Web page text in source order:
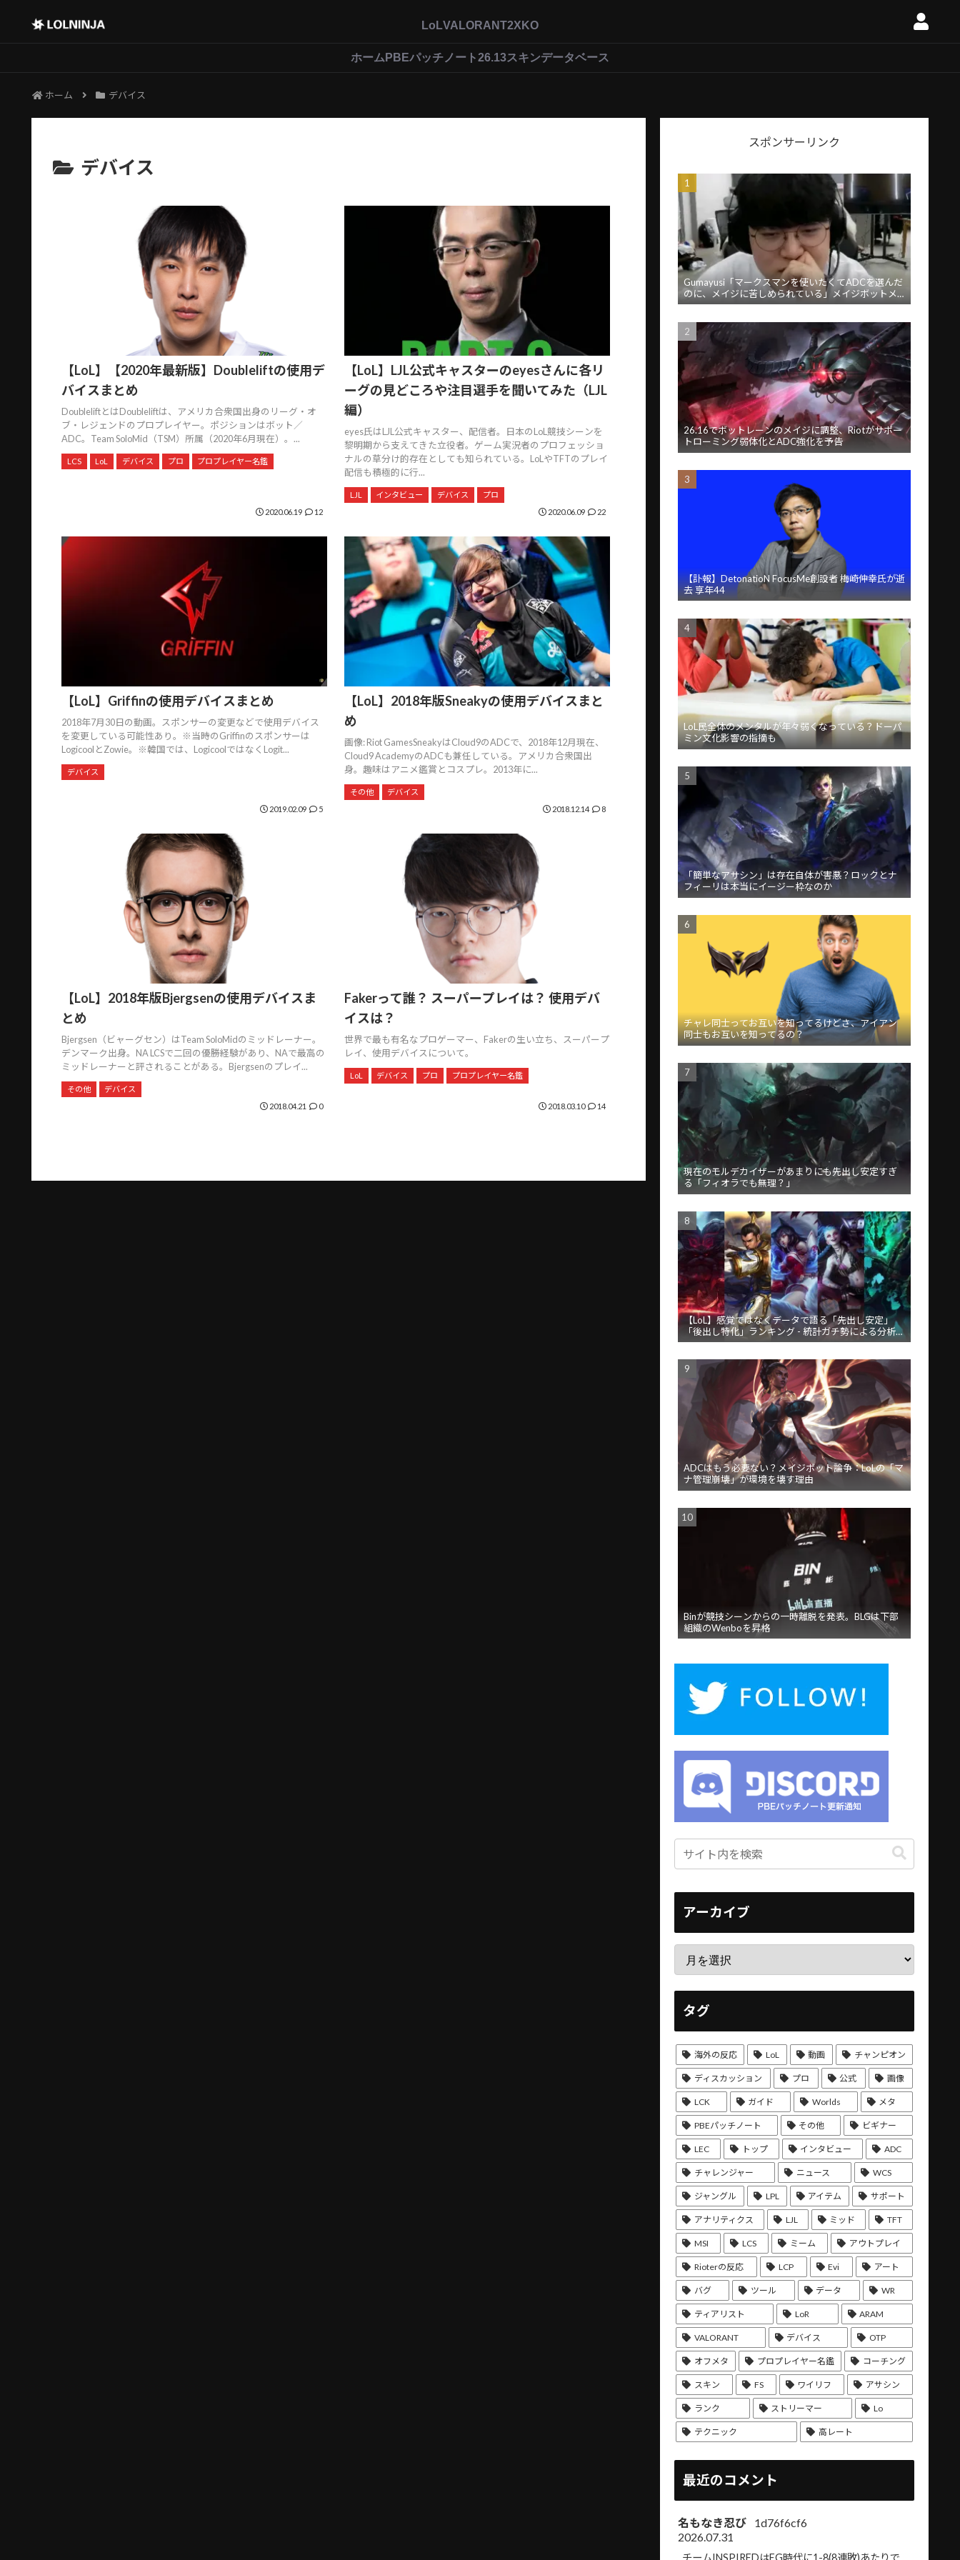
LoLVALORANT2XKO
ホーム PBEパッチノート26.13スキンデータベース
ホーム デバイス
デバイス
【LoL】【2020年最新版】Doubleliftの使用デ
バイスまとめ
DoubleliftとはDoubleliftは、アメリカ合衆国出身のリーグ・オ
ブ・レジェンドのプロプレイヤー。ポジションはボット／
ADC。Team SoloMid（TSM）所属（2020年6月現在）。...
LCS LoL デバイス プロ プロプレイヤー名鑑
2020.06.19 12
【LoL】LJL公式キャスターのeyesさんに各リ
ーグの見どころや注目選手を聞いてみた（LJL
編）
eyes氏はLJL公式キャスター、配信者。日本のLoL競技シーンを
黎明期から支えてきた立役者。ゲーム実況者のプロフェッショ
ナルの草分け的存在としても知られている。LoLやTFTのプレイ
配信も積極的に行...
LJL インタビュー デバイス
プロ
2020.06.09
22
【LoL】Griffinの使用デバイスまとめ
2018年7月30日の動画。スポンサーの変更などで使用デバイス
を変更している可能性あり。※当時のGriffinのスポンサーは
LogicoolとZowie。※韓国では、LogicoolではなくLogit...
デバイス
2019.02.09 5
【LoL】2018年版Sneakyの使用デバイスまと
め
画像: Riot GamesSneakyはCloud9のADCで、2018年12月現在、
Cloud9 AcademyのADCも兼任している。アメリカ合衆国出
身。趣味はアニメ鑑賞とコスプレ。2013年に...
その他
デバイス
2018.12.14
8
【LoL】2018年版Bjergsenの使用デバイスま
とめ
Bjergsen（ビャーグセン）はTeam SoloMidのミッドレーナー。
デンマーク出身。NA LCSで二回の優勝経験があり、NAで最高の
ミッドレーナーと評されることがある。Bjergsenのプレイ...
その他
デバイス
2018.04.21
0
Fakerって誰？ スーパープレイは？ 使用デバ
イスは？
世界で最も有名なプロゲーマー、Fakerの生い立ち、スーパープ
レイ、使用デバイスについて。
LoL デバイス プロ プロプレイヤー名鑑
2018.03.10 14
スポンサーリンク
Gumayusi「マークスマンを使いたくてADCを選んだ
のに、メイジに苦しめられている」メイジボットメ
タに苦言
26.16でボットレーンのメイジに調整、Riotがサポー
トローミング弱体化とADC強化を予告
【訃報】DetonatioN FocusMe創設者 梅崎伸幸氏が逝
去 享年44
LoL民全体のメンタルが年々弱くなっている？ドーパ
ミン文化影響の指摘も
「簡単なアサシン」は存在自体が害悪？ロックとナ
フィーリは本当にイージー枠なのか
チャレ同士ってお互いを知ってるけどさ、アイアン
同士もお互いを知ってるの？
現在のモルデカイザーがあまりにも先出し安定すぎ
る「フィオラでも無理？」
【LoL】感覚ではなくデータで語る「先出し安定」
「後出し特化」ランキング - 統計ガチ勢による分析が
話題
ADCはもう必要ない？メイジボット論争：LoLの「マ
ナ管理崩壊」が環境を壊す理由
Binが競技シーンからの一時離脱を発表。BLGは下部
組織のWenboを昇格
アーカイブ
タグ
海外の反応 LoL 動画 チャンピオン
ディスカッション プロ 公式 画像
LCK ガイド Worlds メタ
PBEパッチノート その他 ビギナー
LEC トップ インタビュー ADC
チャレンジャー ニュース WCS
ジャングル LPL アイテム サポート
アナリティクス LJL ミッド TFT
MSI LCS ミーム アウトプレイ
Rioterの反応 LCP Evi アート
バグ ツール データ WR
ティアリスト LoR ARAM
VALORANT デバイス OTP
オフメタ プロプレイヤー名鑑 コーチング
スキン FS ワイリフ アサシン
ランク ストリーマー Lo
テクニック 高レート
最近のコメント
名もなき忍び
1d76f6cf6
2026.07.31
チームINSPIREDはEG時代に1-8(8連敗)あたりで